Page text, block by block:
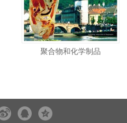
聚合物和化学制品